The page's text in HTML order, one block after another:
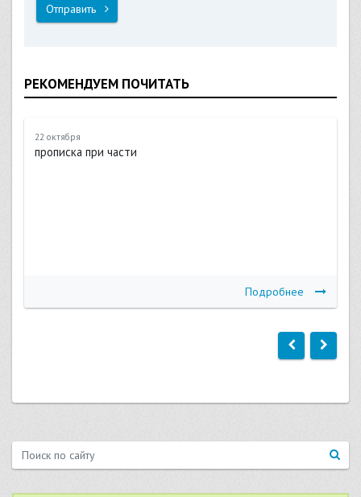
Отправить
РЕКОМЕНДУЕМ ПОЧИТАТЬ
22 октября
прописка при части
Подробнее